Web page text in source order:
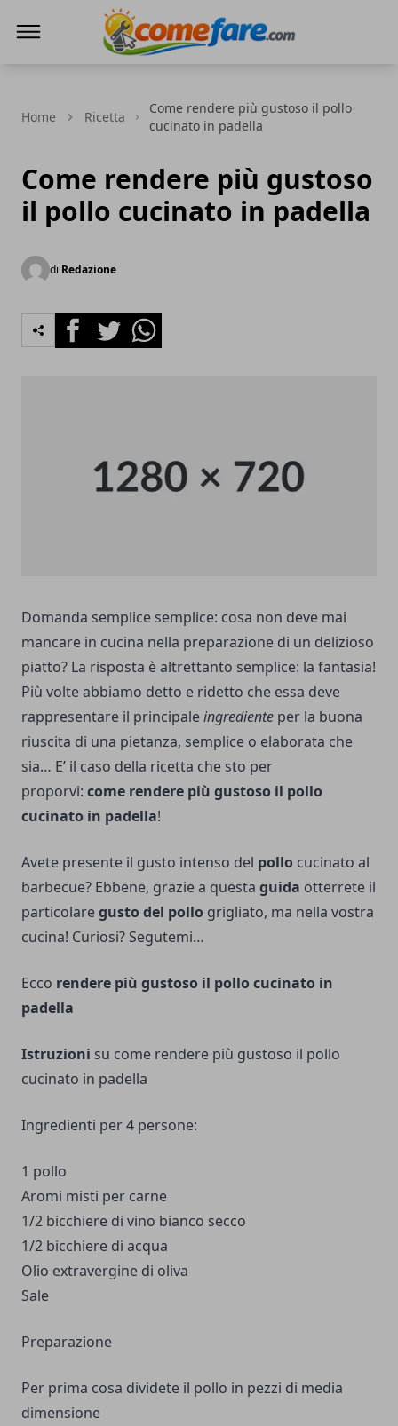
Home Ricetta
Come rendere più gustoso il pollo
cucinato in padella
Come rendere più gustoso
il pollo cucinato in padella
di Redazione
FacebookTwitterWhatsapp
Domanda semplice semplice: cosa non deve mai
mancare in cucina nella preparazione di un delizioso
piatto? La risposta è altrettanto semplice: la fantasia!
Più volte abbiamo detto e ridetto che essa deve
rappresentare il principaleingrediente per la buona
riuscita di una pietanza, semplice o elaborata che
sia… E’ il caso della ricetta che sto per
proporvi: come rendere più gustoso il pollo
cucinato in padella!
Avete presente il gusto intenso del pollo cucinato al
barbecue? Ebbene, grazie a questa guida otterrete il
particolaregusto del pollo grigliato, ma nella vostra
cucina! Curiosi? Segutemi…
Ecco rendere più gustoso il pollo cucinato in
padella
Istruzioni su come rendere più gustoso il pollo
cucinato in padella
Ingredienti per 4 persone:
1 pollo
Aromi misti per carne
1/2 bicchiere di vino bianco secco
1/2 bicchiere di acqua
Olio extravergine di oliva
Sale
Preparazione
Per prima cosa dividete il pollo in pezzi di media
dimensione